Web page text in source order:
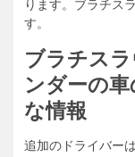
ります。ブラチス
す。
ブラチス
ンダーの
な情報
追加のドライバー